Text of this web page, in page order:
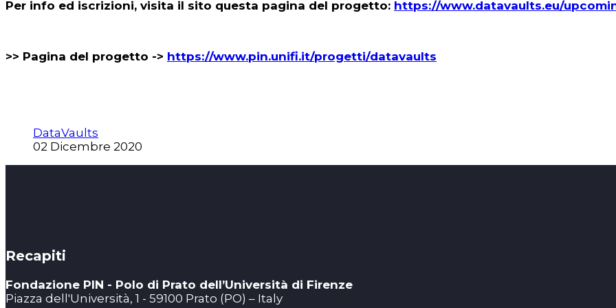
Per info ed iscrizioni, visita il sito questa pagina del progetto: https://www.datavaults.eu/
>> Pagina del progetto -> https://www.pin.unifi.it/progetti/datavaults
DataVaults
02 Dicembre 2020
Recapiti
Fondazione PIN - Polo di Prato dell’Università di Firenze
Piazza dell'Università, 1 - 59100 Prato (PO) – Italy